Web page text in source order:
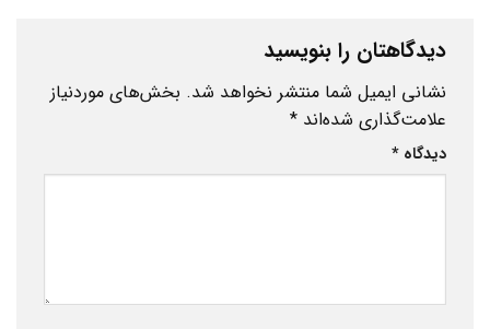
دیدگاهتان را بنویسید
نشانی ایمیل شما منتشر نخواهد شد. بخش‌های موردنیاز
علامت‌گذاری شده‌اند *
دیدگاه *